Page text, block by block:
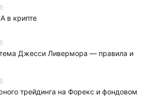
в крипте
Джесси Ливермора — правила и
трейдинга на Форекс и фондовом